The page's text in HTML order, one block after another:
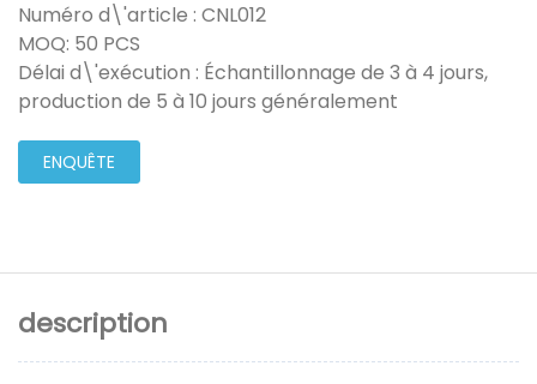
Numéro d\'article : CNL012
MOQ: 50 PCS
Délai d\'exécution : Échantillonnage de 3 à 4 jours,
production de 5 à 10 jours généralement
ENQUÊTE
description